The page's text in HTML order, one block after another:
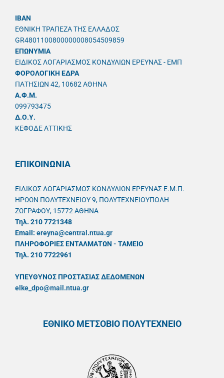
IBAN
ΕΘΝΙΚΗ ΤΡΑΠΕΖΑ ΤΗΣ ΕΛΛΑΔΟΣ
GR4801100800000008054509859
ΕΠΩΝΥΜΙΑ
ΕΙΔΙΚΟΣ ΛΟΓΑΡΙΑΣΜΟΣ ΚΟΝΔΥΛΙΩΝ ΕΡΕΥΝΑΣ - ΕΜΠ
ΦΟΡΟΛΟΓΙΚΗ ΕΔΡΑ
ΠΑΤΗΣΙΩΝ 42, 10682 ΑΘΗΝΑ
A.Φ.Μ.
099793475
Δ.Ο.Υ.
ΚΕΦΟΔΕ ΑΤΤΙΚΗΣ
ΕΠΙΚΟΙΝΩΝΙΑ
ΕΙΔΙΚΟΣ ΛΟΓΑΡΙΑΣΜΟΣ ΚΟΝΔΥΛΙΩΝ ΕΡΕΥΝΑΣ Ε.Μ.Π.
ΗΡΩΩΝ ΠΟΛΥΤΕΧΝΕΙΟΥ 9, ΠΟΛΥΤΕΧΝΕΙΟΥΠΟΛΗ
ΖΩΓΡΑΦΟΥ, 15772 ΑΘΗΝΑ
Τηλ. 210 7721348
Email: ereyna@central.ntua.gr
ΠΛΗΡΟΦΟΡΙΕΣ ΕΝΤΑΛΜΑΤΩΝ - ΤΑΜΕΙΟ
Τηλ. 210 7722961
ΥΠΕΥΘYΝΟΣ ΠΡΟΣΤΑΣΙΑΣ ΔΕΔΟΜΕΝΩΝ
elke_dpo@mail.ntua.gr
ΕΘΝΙΚΟ ΜΕΤΣΟΒΙΟ ΠΟΛΥΤΕΧΝΕΙΟ